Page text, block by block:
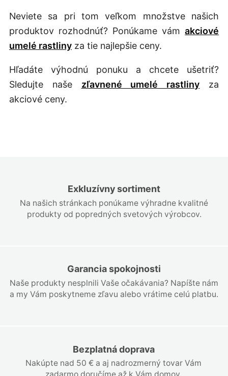
Exkluzívny sortiment
Na našich stránkach ponúkame výhradne kvalitné
produkty od popredných svetových výrobcov.
Garancia spokojnosti
Naše produkty nesplnili Vaše očakávania? Napíšte nám
a my Vám poskytneme zľavu alebo vrátime celú platbu.
Bezplatná doprava
Nakúpte nad 50 € a aj nadrozmerný tovar Vám
Neviete sa pri tom veľkom množstve našich
produktov rozhodnúť? Ponúkame vámakciové
umelé rastlinyza tie najlepšie ceny.
Hľadáte výhodnú ponuku a chcete ušetriť?
Sledujte naše zľavnené umelé rastliny za
akciové ceny.